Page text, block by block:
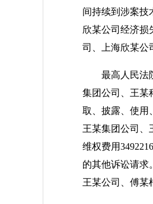
间持续到涉案技
欣某公司经济损
司、上海欣某公
最高人民法院
集团公司、王某
取、披露、使用
王某集团公司、
维权费用
的其他诉讼请求
王某公司、傅某